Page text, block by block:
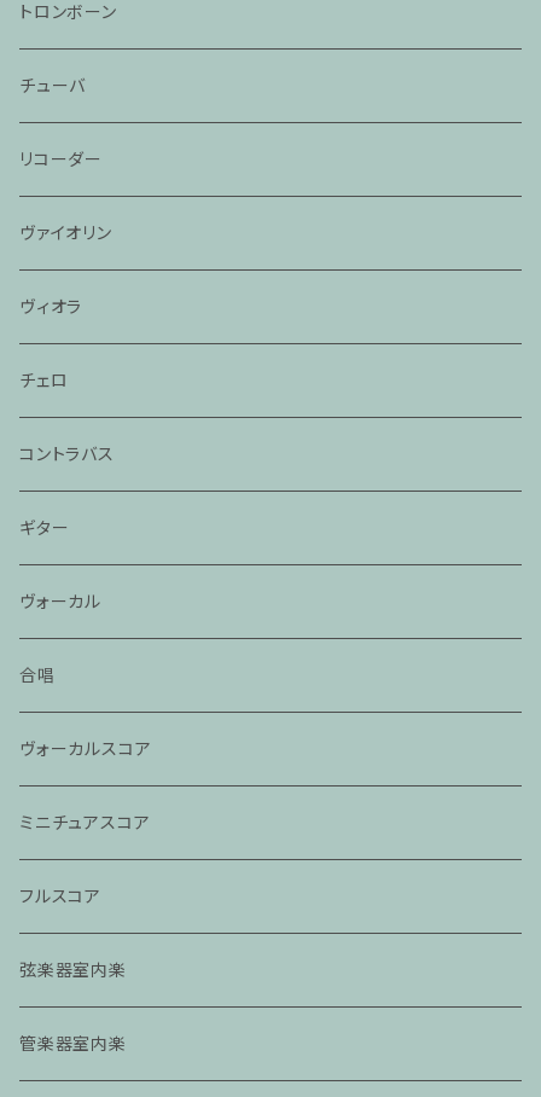
トロンボーン
チューバ
リコーダー
ヴァイオリン
ヴィオラ
チェロ
コントラバス
ギター
ヴォーカル
合唱
ヴォーカルスコア
ミニチュアスコア
フルスコア
弦楽器室内楽
管楽器室内楽